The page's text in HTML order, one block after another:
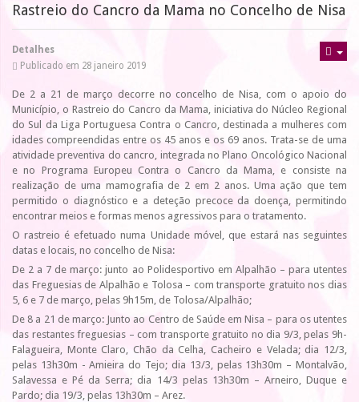
Rastreio do Cancro da Mama no Concelho de Nisa
Detalhes
Publicado em 28 janeiro 2019
De 2 a 21 de março decorre no concelho de Nisa, com o apoio do
Município, o Rastreio do Cancro da Mama, iniciativa do Núcleo Regional
do Sul da Liga Portuguesa Contra o Cancro, destinada a mulheres com
idades compreendidas entre os 45 anos e os 69 anos. Trata-se de uma
atividade preventiva do cancro, integrada no Plano Oncológico Nacional
e no Programa Europeu Contra o Cancro da Mama, e consiste na
realização de uma mamografia de 2 em 2 anos. Uma ação que tem
permitido o diagnóstico e a deteção precoce da doença, permitindo
encontrar meios e formas menos agressivos para o tratamento.
O rastreio é efetuado numa Unidade móvel, que estará nas seguintes
datas e locais, no concelho de Nisa:
De 2 a 7 de março: junto ao Polidesportivo em Alpalhão – para utentes
das Freguesias de Alpalhão e Tolosa – com transporte gratuito nos dias
5, 6 e 7 de março, pelas 9h15m, de Tolosa/Alpalhão;
De 8 a 21 de março: Junto ao Centro de Saúde em Nisa – para os utentes
das restantes freguesias – com transporte gratuito no dia 9/3, pelas 9h-
Falagueira, Monte Claro, Chão da Celha, Cacheiro e Velada; dia 12/3,
pelas 13h30m - Amieira do Tejo; dia 13/3, pelas 13h30m – Montalvão,
Salavessa e Pé da Serra; dia 14/3 pelas 13h30m – Arneiro, Duque e
Pardo; dia 19/3, pelas 13h30m – Arez.